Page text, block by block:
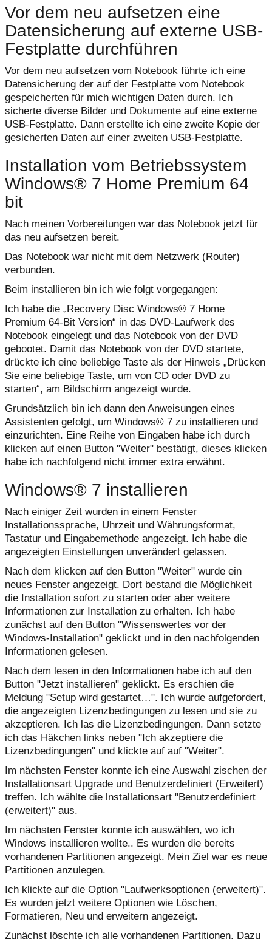
Vor dem neu aufsetzen eine
Datensicherung auf externe USB-
Festplatte durchführen
Vor dem neu aufsetzen vom Notebook führte ich eine
Datensicherung der auf der Festplatte vom Notebook
gespeicherten für mich wichtigen Daten durch. Ich
sicherte diverse Bilder und Dokumente auf eine externe
USB-Festplatte. Dann erstellte ich eine zweite Kopie der
gesicherten Daten auf einer zweiten USB-Festplatte.
Installation vom Betriebssystem
Windows® 7 Home Premium 64
bit
Nach meinen Vorbereitungen war das Notebook jetzt für
das neu aufsetzen bereit.
Das Notebook war nicht mit dem Netzwerk (Router)
verbunden.
Beim installieren bin ich wie folgt vorgegangen:
Ich habe die „Recovery Disc Windows® 7 Home
Premium 64-Bit Version“ in das DVD-Laufwerk des
Notebook eingelegt und das Notebook von der DVD
gebootet. Damit das Notebook von der DVD startete,
drückte ich eine beliebige Taste als der Hinweis „Drücken
Sie eine beliebige Taste, um von CD oder DVD zu
starten“, am Bildschirm angezeigt wurde.
Grundsätzlich bin ich dann den Anweisungen eines
Assistenten gefolgt, um Windows® 7 zu installieren und
einzurichten. Eine Reihe von Eingaben habe ich durch
klicken auf einen Button "Weiter" bestätigt, dieses klicken
habe ich nachfolgend nicht immer extra erwähnt.
Windows® 7 installieren
Nach einiger Zeit wurden in einem Fenster
Installationssprache, Uhrzeit und Währungsformat,
Tastatur und Eingabemethode angezeigt. Ich habe die
angezeigten Einstellungen unverändert gelassen.
Nach dem klicken auf den Button "Weiter" wurde ein
neues Fenster angezeigt. Dort bestand die Möglichkeit
die Installation sofort zu starten oder aber weitere
Informationen zur Installation zu erhalten. Ich habe
zunächst auf den Button "Wissenswertes vor der
Windows-Installation" geklickt und in den nachfolgenden
Informationen gelesen.
Nach dem lesen in den Informationen habe ich auf den
Button "Jetzt installieren" geklickt. Es erschien die
Meldung "Setup wird gestartet…". Ich wurde aufgefordert,
die angezeigten Lizenzbedingungen zu lesen und sie zu
akzeptieren. Ich las die Lizenzbedingungen. Dann setzte
ich das Häkchen links neben "Ich akzeptiere die
Lizenzbedingungen" und klickte auf auf "Weiter".
Im nächsten Fenster konnte ich eine Auswahl zischen der
Installationsart Upgrade und Benutzerdefiniert (Erweitert)
treffen. Ich wählte die lnstallationsart "Benutzerdefiniert
(erweitert)" aus.
Im nächsten Fenster konnte ich auswählen, wo ich
Windows installieren wollte.. Es wurden die bereits
vorhandenen Partitionen angezeigt. Mein Ziel war es neue
Partitionen anzulegen.
Ich klickte auf die Option "Laufwerksoptionen (erweitert)".
Es wurden jetzt weitere Optionen wie Löschen,
Formatieren, Neu und erweitern angezeigt.
Zunächst löschte ich alle vorhandenen Partitionen. Dazu